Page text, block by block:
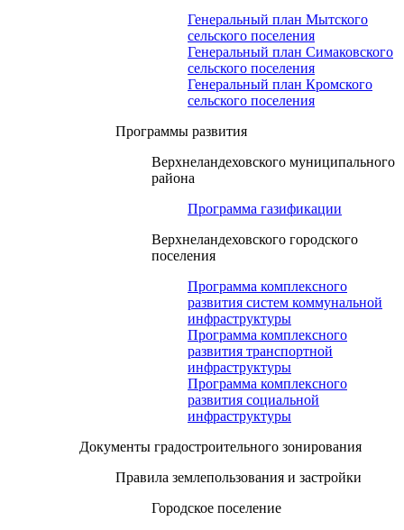
Генеральный план Мытского
сельского поселения
Генеральный план Симаковского
сельского поселения
Генеральный план Кромского
сельского поселения
Программы развития
Верхнеландеховского муниципального
района
Программа газификации
Верхнеландеховского городского
поселения
Программа комплексного
развития систем коммунальной
инфраструктуры
Программа комплексного
развития транспортной
инфраструктуры
Программа комплексного
развития социальной
инфраструктуры
Документы градостроительного зонирования
Правила землепользования и застройки
Городское поселение